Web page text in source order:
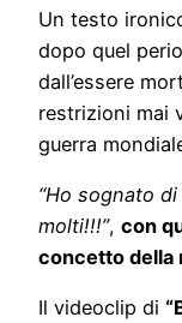
Un testo
dopo quel
dall’essere
restrizioni mai
guerra
“Ho sognato
molti!!!”, con
concetto della
Il videoclip di